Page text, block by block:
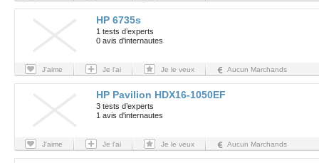
HP 6735s
1 tests d’experts
0 avis d'internautes
J'aime Je l'ai Je le veux Aucun Marchands
HP Pavilion HDX16-1050EF
3 tests d’experts
1 avis d'internautes
J'aime Je l'ai Je le veux Aucun Marchands